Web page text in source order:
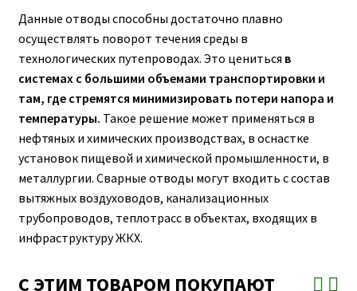
Данные отводы способны достаточно плавно
осуществлять поворот течения среды в
технологических путепроводах. Это цениться в
системах с большими объемами транспортировки и
там, где стремятся минимизировать потери напора и
температуры. Такое решение может применяться в
нефтяных и химических производствах, в оснастке
установок пищевой и химической промышленности, в
металлургии. Сварные отводы могут входить с состав
вытяжных воздуховодов, канализационных
трубопроводов, теплотрасс в объектах, входящих в
инфраструктуру ЖКХ.
С ЭТИМ ТОВАРОМ ПОКУПАЮТ